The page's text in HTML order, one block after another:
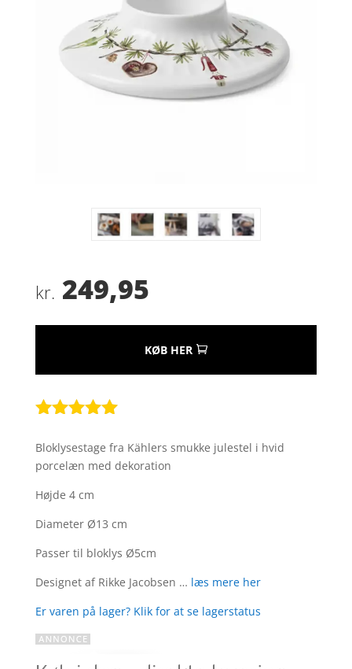
kr. 249,95
KØB HER
som5ud
af 5
baseret på
kundebedøm
Bloklysestage fra Kählers smukke julestel i hvid
porcelæn med dekoration
Højde 4 cm
Diameter Ø13 cm
Passer til bloklys Ø5cm
Designet af Rikke Jacobsen … læs mere her
Er varen på lager? Klik for at se lagerstatus